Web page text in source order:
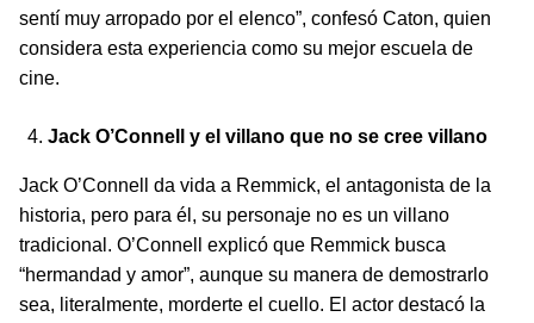
sentí muy arropado por el elenco”, confesó Caton, quien
considera esta experiencia como su mejor escuela de
cine.
Jack O’Connell y el villano que no se cree villano
Jack O’Connell da vida a Remmick, el antagonista de la
historia, pero para él, su personaje no es un villano
tradicional. O’Connell explicó que Remmick busca
“hermandad y amor”, aunque su manera de demostrarlo
sea, literalmente, morderte el cuello. El actor destacó la